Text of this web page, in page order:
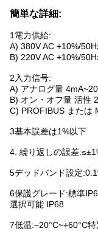
簡単な詳細:
1電力供給:
A) 380V AC +10%/
B) 220V AC +10%/
2入力信号:
A) アナログ量
B) オン・オフ量 活性
C) PROFIBUS または
3基本誤差は1%以下
4. 繰り返しの誤差
5デッドバンド設定
6保護グレード:標準
選択可能 IP68
7低温:−20°C~+60°C